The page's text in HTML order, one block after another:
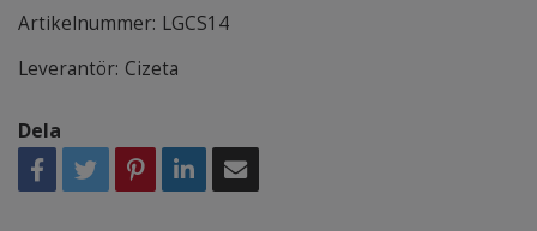
Artikelnummer: LGCS14
Leverantör: Cizeta
Dela